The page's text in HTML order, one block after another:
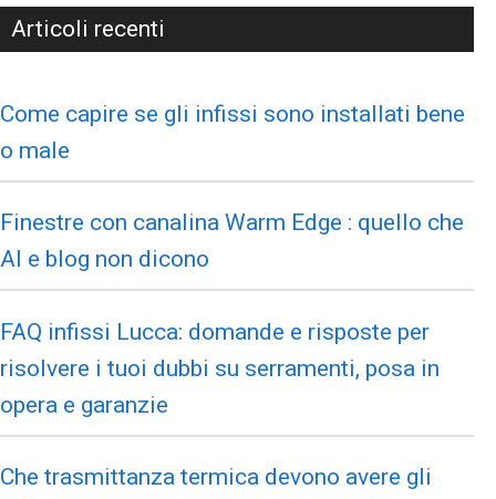
Articoli recenti
Come capire se gli infissi sono installati bene
o male
Finestre con canalina Warm Edge : quello che
AI e blog non dicono
FAQ infissi Lucca: domande e risposte per
risolvere i tuoi dubbi su serramenti, posa in
opera e garanzie
Che trasmittanza termica devono avere gli